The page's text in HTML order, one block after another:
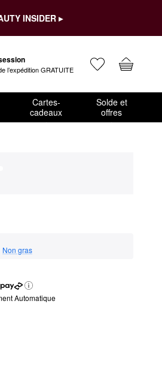
INSIDER ▸
l’expédition GRATUITE
Cartes-
cadeaux
Solde et
offres
Non gras
Automatique